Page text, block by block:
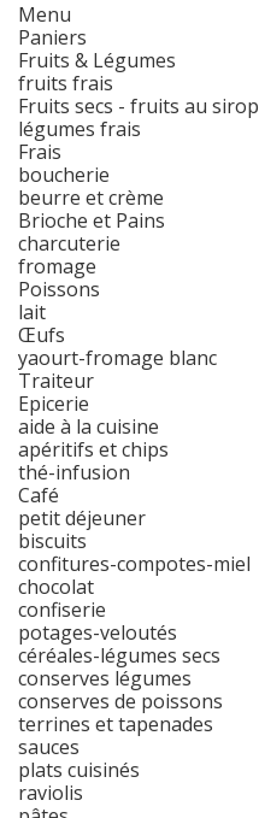
Menu
Paniers
Fruits & Légumes
fruits frais
Fruits secs - fruits au sirop
légumes frais
Frais
boucherie
beurre et crème
Brioche et Pains
charcuterie
fromage
Poissons
lait
Œufs
yaourt-fromage blanc
Traiteur
Epicerie
aide à la cuisine
apéritifs et chips
thé-infusion
Café
petit déjeuner
biscuits
confitures-compotes-miel
chocolat
confiserie
potages-veloutés
céréales-légumes secs
conserves légumes
conserves de poissons
terrines et tapenades
sauces
plats cuisinés
raviolis